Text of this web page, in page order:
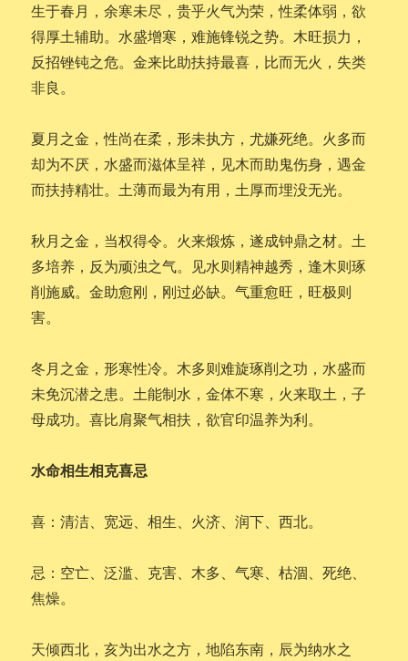
生于春月，余寒未尽，贵乎火气为荣，性柔体弱，欲
得厚土辅助。水盛增寒，难施锋锐之势。木旺损力，
反招锉钝之危。金来比助扶持最喜，比而无火，失类
非良。
夏月之金，性尚在柔，形未执方，尤嫌死绝。火多而
却为不厌，水盛而滋体呈祥，见木而助鬼伤身，遇金
而扶持精壮。土薄而最为有用，土厚而埋没无光。
秋月之金，当权得令。火来煅炼，遂成钟鼎之材。土
多培养，反为顽浊之气。见水则精神越秀，逢木则琢
削施威。金助愈刚，刚过必缺。气重愈旺，旺极则
害。
冬月之金，形寒性冷。木多则难旋琢削之功，水盛而
未免沉潜之患。土能制水，金体不寒，火来取土，子
母成功。喜比肩聚气相扶，欲官印温养为利。
水命相生相克喜忌
喜：清洁、宽远、相生、火济、润下、西北。
忌：空亡、泛滥、克害、木多、气寒、枯涸、死绝、
焦燥。
天倾西北，亥为出水之方，地陷东南，辰为纳水之